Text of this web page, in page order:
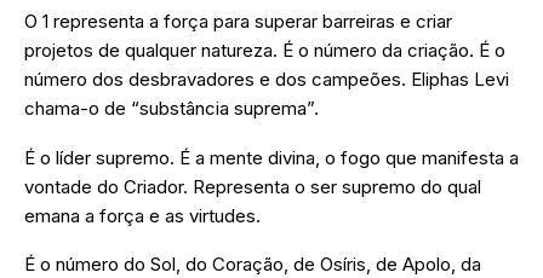
O 1 representa a força para superar barreiras e criar
projetos de qualquer natureza. É o número da criação. É o
número dos desbravadores e dos campeões. Eliphas Levi
chama-o de “substância suprema”.
É o líder supremo. É a mente divina, o fogo que manifesta a
vontade do Criador. Representa o ser supremo do qual
emana a força e as virtudes.
É o número do Sol, do Coração, de Osíris, de Apolo, da